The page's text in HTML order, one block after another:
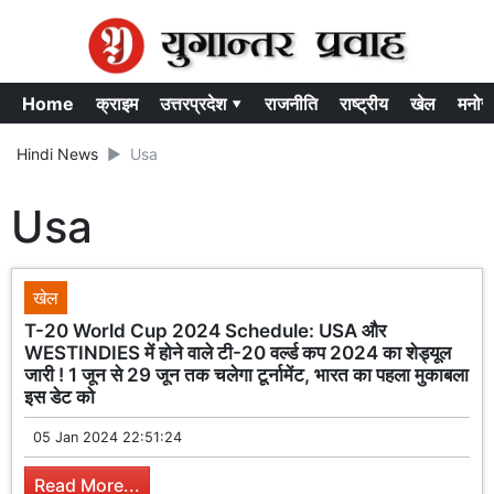
Home क्राइम उत्तरप्रदेश ▾ राजनीति राष्ट्रीय खेल
Hindi News Usa
Usa
खेल
T-20 World Cup 2024 Schedule: USA और
WESTINDIES में होने वाले टी-20 वर्ल्ड कप 2024 का शेड्यूल
जारी ! 1 जून से 29 जून तक चलेगा टूर्नामेंट, भारत का पहला मुकाबला
इस डेट को
05 Jan 2024 22:51:24
Read More...